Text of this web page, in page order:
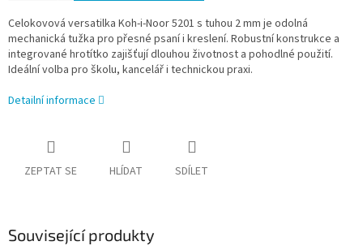
Celokovová versatilka Koh-i-Noor 5201 s tuhou 2 mm je odolná
mechanická tužka pro přesné psaní i kreslení. Robustní konstrukce a
integrované hrotítko zajišťují dlouhou životnost a pohodlné použití.
Ideální volba pro školu, kancelář i technickou praxi.
Detailní informace
ZEPTAT SE HLÍDAT SDÍLET
Související produkty